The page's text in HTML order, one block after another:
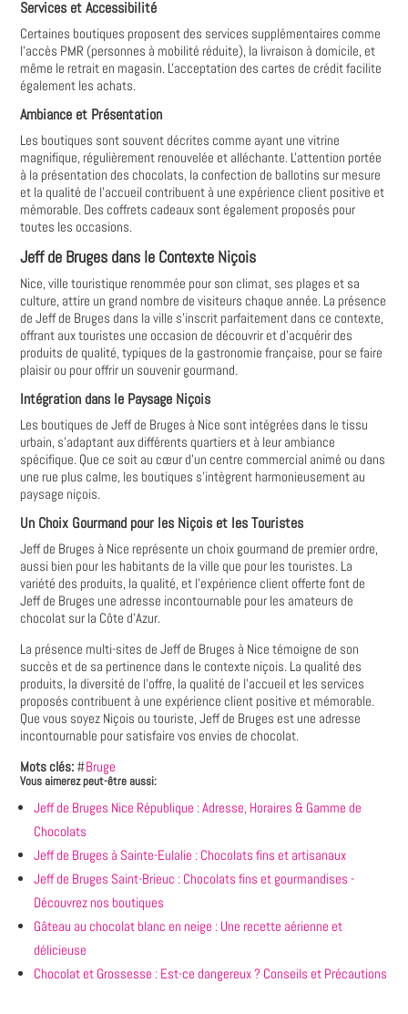
Services et Accessibilité
Certaines boutiques proposent des services supplémentaires comme
l'accès PMR (personnes à mobilité réduite), la livraison à domicile, et
même le retrait en magasin. L'acceptation des cartes de crédit facilite
également les achats.
Ambiance et Présentation
Les boutiques sont souvent décrites comme ayant une vitrine
magnifique, régulièrement renouvelée et alléchante. L'attention portée
à la présentation des chocolats, la confection de ballotins sur mesure
et la qualité de l'accueil contribuent à une expérience client positive et
mémorable. Des coffrets cadeaux sont également proposés pour
toutes les occasions.
Jeff de Bruges dans le Contexte Niçois
Nice, ville touristique renommée pour son climat, ses plages et sa
culture, attire un grand nombre de visiteurs chaque année. La présence
de Jeff de Bruges dans la ville s'inscrit parfaitement dans ce contexte,
offrant aux touristes une occasion de découvrir et d'acquérir des
produits de qualité, typiques de la gastronomie française, pour se faire
plaisir ou pour offrir un souvenir gourmand.
Intégration dans le Paysage Niçois
Les boutiques de Jeff de Bruges à Nice sont intégrées dans le tissu
urbain, s'adaptant aux différents quartiers et à leur ambiance
spécifique. Que ce soit au cœur d'un centre commercial animé ou dans
une rue plus calme, les boutiques s'intègrent harmonieusement au
paysage niçois.
Un Choix Gourmand pour les Niçois et les Touristes
Jeff de Bruges à Nice représente un choix gourmand de premier ordre,
aussi bien pour les habitants de la ville que pour les touristes. La
variété des produits, la qualité, et l'expérience client offerte font de
Jeff de Bruges une adresse incontournable pour les amateurs de
chocolat sur la Côte d'Azur.
La présence multi-sites de Jeff de Bruges à Nice témoigne de son
succès et de sa pertinence dans le contexte niçois. La qualité des
produits, la diversité de l'offre, la qualité de l'accueil et les services
proposés contribuent à une expérience client positive et mémorable.
Que vous soyez Niçois ou touriste, Jeff de Bruges est une adresse
incontournable pour satisfaire vos envies de chocolat.
Mots clés: #Bruge
Vous aimerez peut-être aussi:
Jeff de Bruges Nice République : Adresse, Horaires & Gamme de
Chocolats
Jeff de Bruges à Sainte-Eulalie : Chocolats fins et artisanaux
Jeff de Bruges Saint-Brieuc : Chocolats fins et gourmandises -
Découvrez nos boutiques
Gâteau au chocolat blanc en neige : Une recette aérienne et
délicieuse
Chocolat et Grossesse : Est-ce dangereux ? Conseils et Précautions